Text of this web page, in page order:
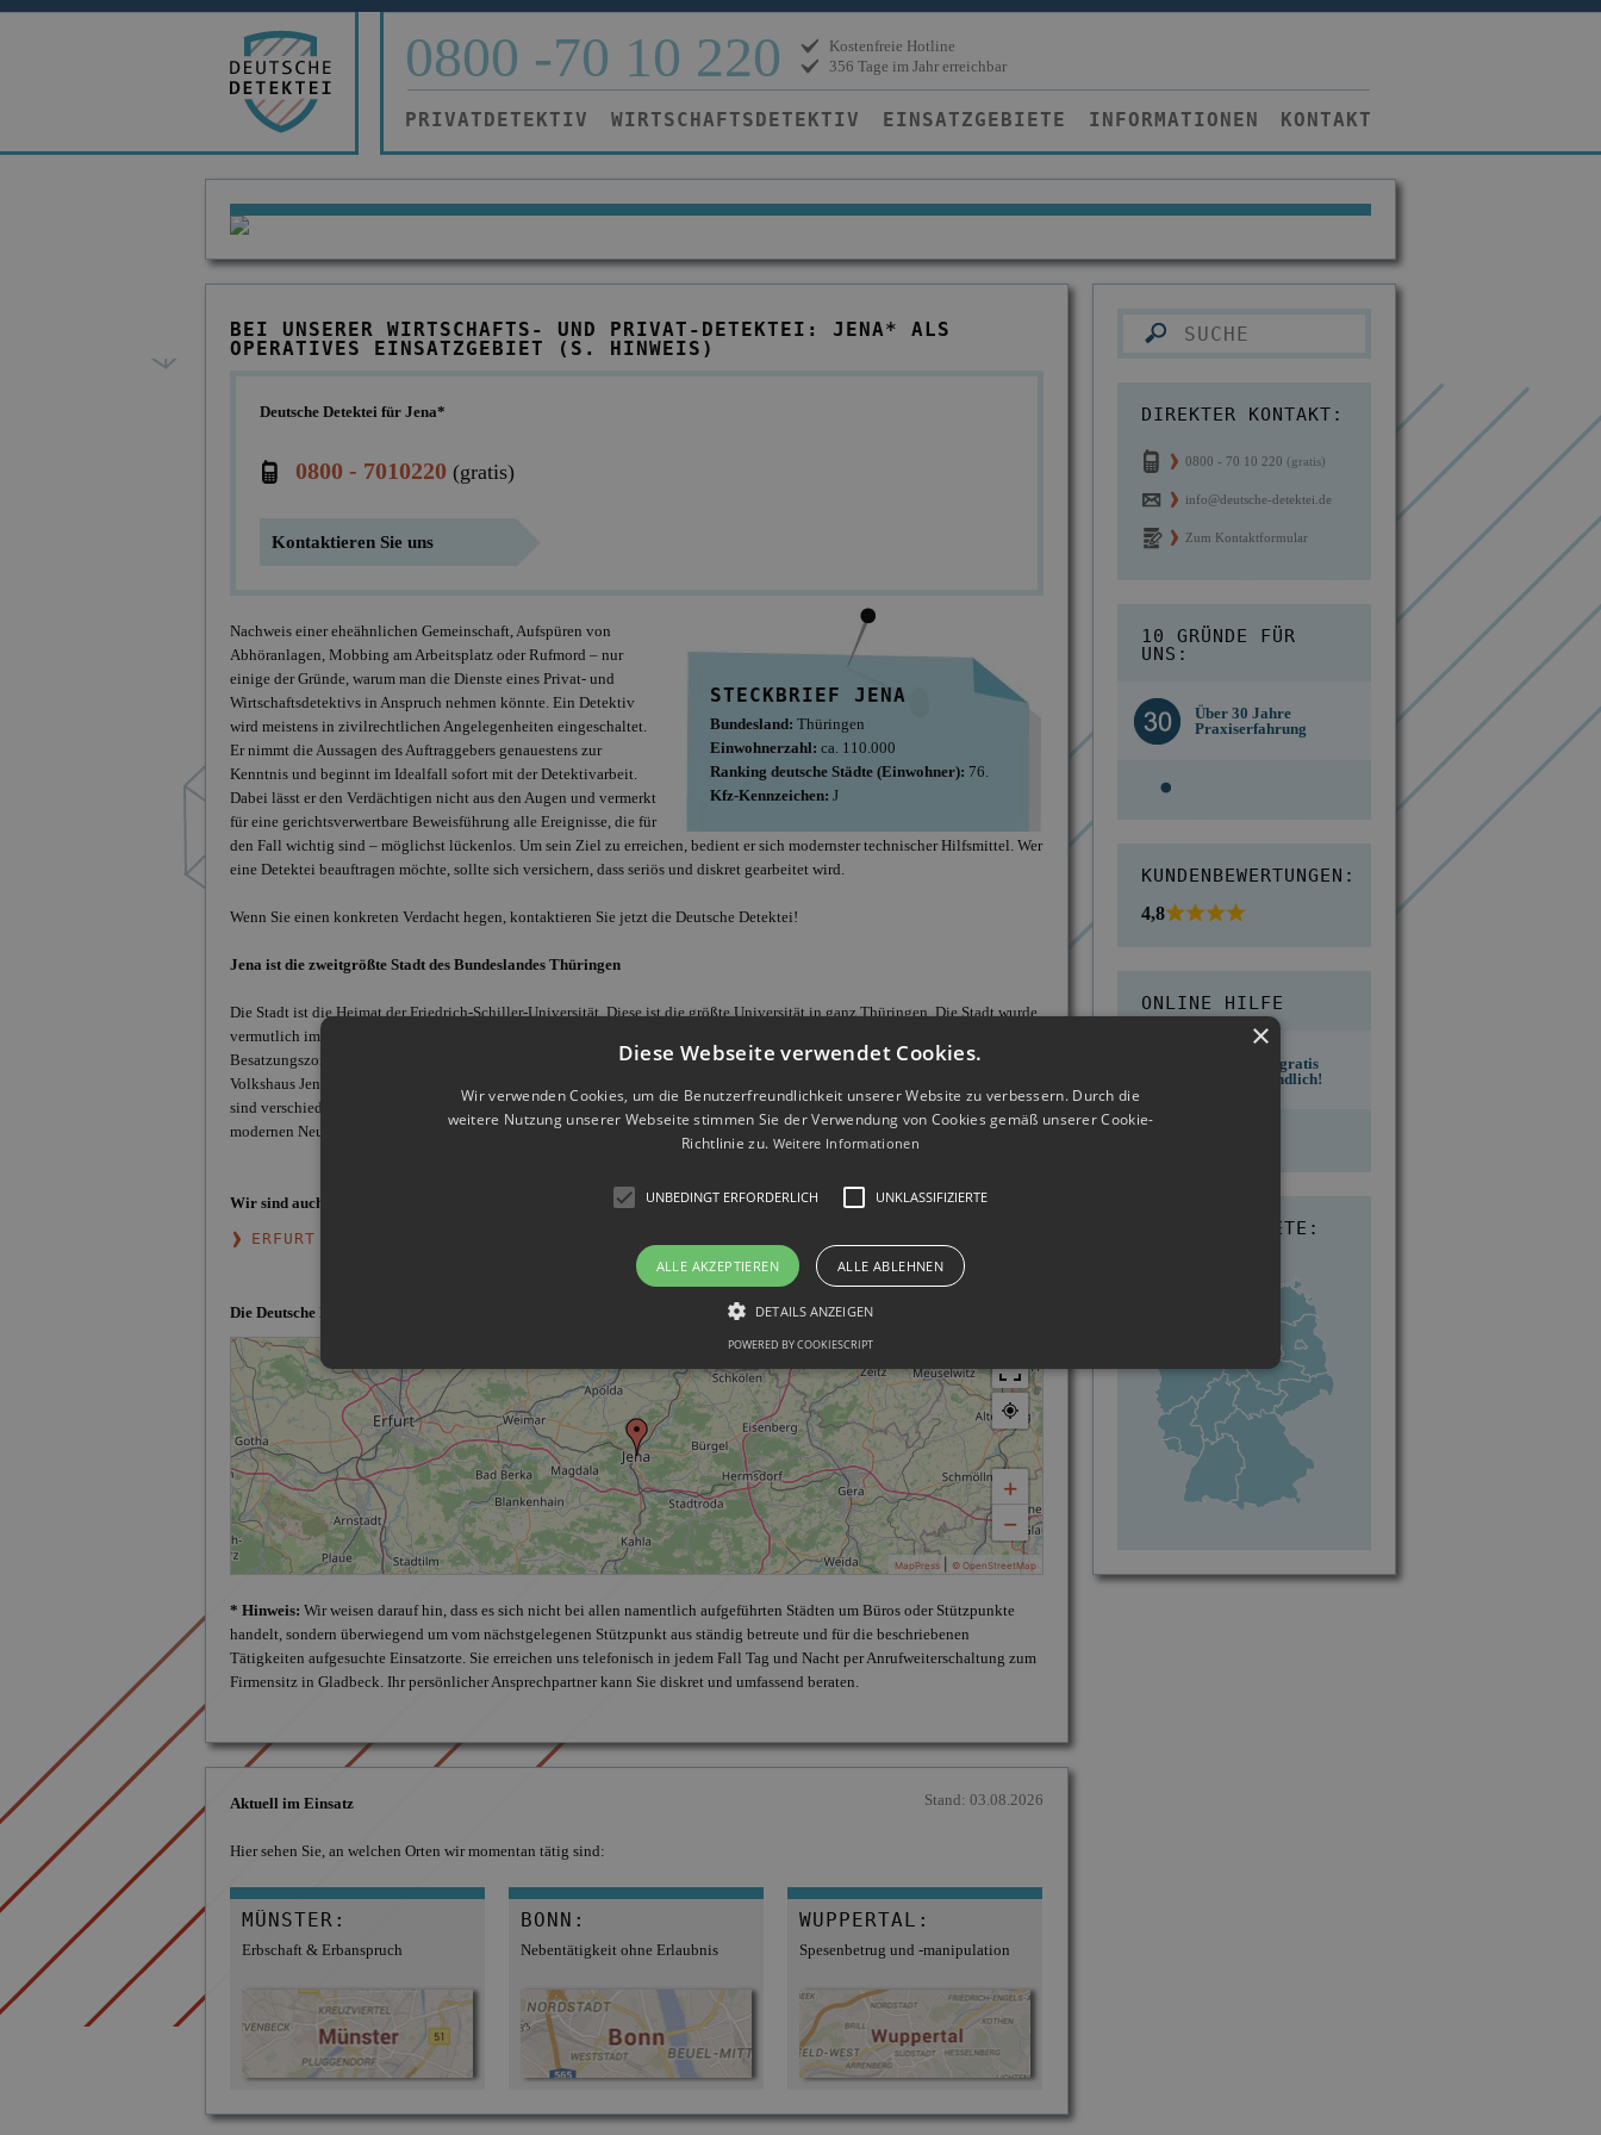
0800 -70 10 220
Kostenfreie Hotline
356 Tage im Jahr erreichbar
PRIVATDETEKTIV WIRTSCHAFTSDETEKTIV EINSATZGEBIETE INFORMATIONEN KONTAKT
BEI UNSERER WIRTSCHAFTS- UND PRIVAT-DETEKTEI: JENA* ALS
OPERATIVES EINSATZGEBIET (S. HINWEIS)
Deutsche Detektei für Jena*
0800 - 7010220 (gratis)
Kontaktieren Sie uns
STECKBRIEF JENA
Bundesland: Thüringen
Einwohnerzahl: ca. 110.000
Ranking deutsche Städte (Einwohner): 76.
Kfz-Kennzeichen: J
Nachweis einer eheähnlichen Gemeinschaft, Aufspüren von
Abhöranlagen, Mobbing am Arbeitsplatz oder Rufmord – nur
einige der Gründe, warum man die Dienste eines Privat- und
Wirtschaftsdetektivs in Anspruch nehmen könnte. Ein Detektiv
wird meistens in zivilrechtlichen Angelegenheiten eingeschaltet.
Er nimmt die Aussagen des Auftraggebers genauestens zur
Kenntnis und beginnt im Idealfall sofort mit der Detektivarbeit.
Dabei lässt er den Verdächtigen nicht aus den Augen und vermerkt
für eine gerichtsverwertbare Beweisführung alle Ereignisse, die für
den Fall wichtig sind – möglichst lückenlos. Um sein Ziel zu erreichen, bedient er sich modernster technischer Hilfsmittel. Wer
eine Detektei beauftragen möchte, sollte sich versichern, dass seriös und diskret gearbeitet wird.
Wenn Sie einen konkreten Verdacht hegen, kontaktieren Sie jetzt die Deutsche Detektei!
Jena ist die zweitgrößte Stadt des Bundeslandes Thüringen
Die Stadt ist die Heimat der Friedrich-Schiller-Universität. Diese ist die größte Universität in ganz Thüringen. Die Stadt wurde
vermutlich im Mittelalter gegründet. Nach dem Ende des Zweiten Weltkrieges wurde die Stadt Teil der sowjetischen
Besatzungszone. Jena ist für viele kulturelle Bauwerke bekannt. Dazu zählen das Theaterhaus Jena, die Kulturarena und das
Volkshaus Jena. Zudem gibt es in der Stadt einige Museen. In Jena gibt es laut Sagen der Stadt sieben Wunder. Diese Wunder
sind verschiedene Bauwerke. Allerdings sind nicht mehr alle sieben vorhanden. Die Stadt Jena glänzt mittlerweile mit vielen
modernen Neubauten.
Wir sind auch in weiteren Städten von
für Sie tätig:
ERFURT
Die Deutsche Detektei im Einsatzgebiet Jena
+
−
MapPress © OpenStreetMap
* Hinweis: Wir weisen darauf hin, dass es sich nicht bei allen namentlich aufgeführten Städten um Büros oder Stützpunkte
handelt, sondern überwiegend um vom nächstgelegenen Stützpunkt aus ständig betreute und für die beschriebenen
Tätigkeiten aufgesuchte Einsatzorte. Sie erreichen uns telefonisch in jedem Fall Tag und Nacht per Anrufweiterschaltung zum
Firmensitz in Gladbeck. Ihr persönlicher Ansprechpartner kann Sie diskret und umfassend beraten.
Aktuell im Einsatz Stand: 03.08.2026
Hier sehen Sie, an welchen Orten wir momentan tätig sind:
MÜNSTER:
Erbschaft & Erbanspruch
BONN:
Nebentätigkeit ohne Erlaubnis
WUPPERTAL:
Spesenbetrug und -manipulation
DIREKTER KONTAKT:
0800 - 70 10 220 (gratis)
info@deutsche-detektei.de
Zum Kontaktformular
10 GRÜNDE FÜR
UNS:
Offizielles Mitglied des
Über 30 Jahre
Praxiserfahrung
Kostengünstige
Berechnung ab
Einsatzort
KUNDENBEWERTUNGEN:
4,8
ONLINE HILFE
Erste Hilfe - gratis
und unverbindlich!
EINSATZGEBIETE:
×
Diese Webseite verwendet Cookies.
Wir verwenden Cookies, um die Benutzerfreundlichkeit unserer Website zu verbessern. Durch die
weitere Nutzung unserer Webseite stimmen Sie der Verwendung von Cookies gemäß unserer Cookie-
Richtlinie zu. Weitere Informationen
UNBEDINGT ERFORDERLICH UNKLASSIFIZIERTE
ALLE AKZEPTIEREN ALLE ABLEHNEN
DETAILS ANZEIGEN
POWERED BY COOKIESCRIPT